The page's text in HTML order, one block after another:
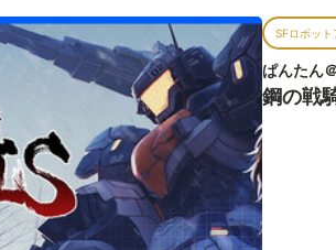
SFロボッ
ぱんたん
鋼の戦